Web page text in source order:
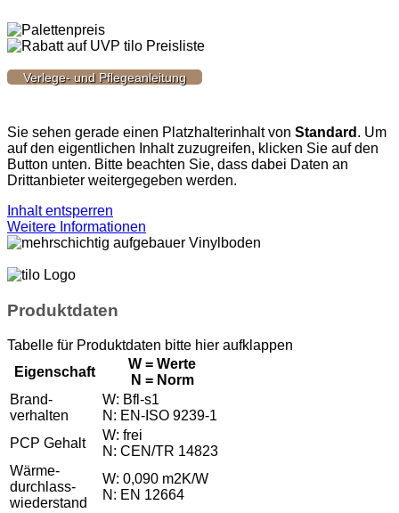
Verlege- und Pflegeanleitung
Sie sehen gerade einen Platzhalterinhalt von Standard . Um
auf den eigentlichen Inhalt zuzugreifen, klicken Sie auf den
Button unten. Bitte beachten Sie, dass dabei Daten an
Drittanbieter weitergegeben werden.
Inhalt entsperren
Weitere Informationen
Produktdaten
Tabelle für Produktdaten bitte hier aufklappen
Eigenschaft
W = Werte
N = Norm
Brand-
verhalten
W: Bfl-s1
N: EN-ISO 9239-1
PCP Gehalt
W: frei
N: CEN/TR 14823
Wärme-
durchlass-
wiederstand
W: 0,090 m2K/W
N: EN 12664